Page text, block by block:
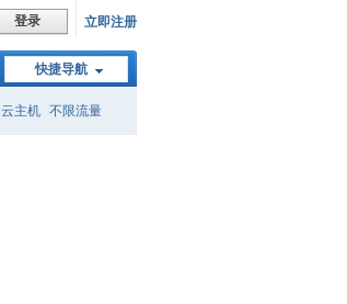
登录 立即注册
快捷导航
云主机 不限流量